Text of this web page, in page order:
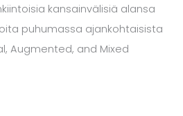
kansainvälisiä alansa
puhumassa ajankohtaisista
Augmented, and Mixed